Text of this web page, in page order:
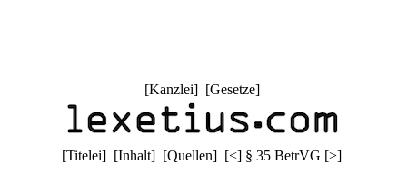
[Kanzlei] [Gesetze]
[Titelei] [Inhalt] [Quellen] [<] § 35 BetrVG [>]